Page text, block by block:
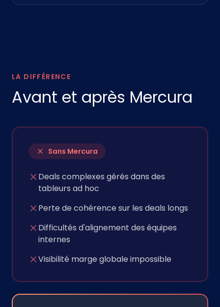
LA DIFFÉRENCE
Avant et après Mercura
Sans Mercura
Deals complexes gérés dans des
tableurs ad hoc
Perte de cohérence sur les deals longs
Difficultés d'alignement des équipes
internes
Visibilité marge globale impossible